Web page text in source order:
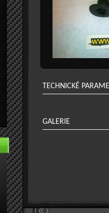
TECHNICKÉ
GALERIE